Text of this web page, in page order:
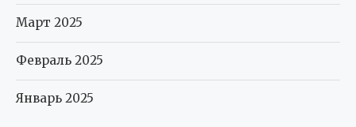
Март 2025
Февраль 2025
Январь 2025